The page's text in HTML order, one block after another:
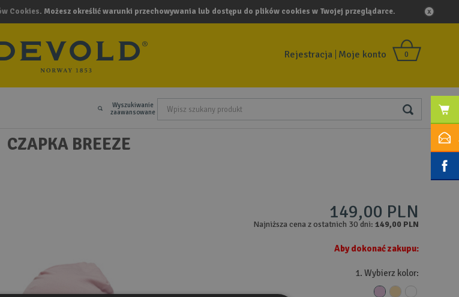
Cookies. Możesz określić warunki przechowywania lub dostępu do plików cookies w Twojej przeglądarce.
0
Rejestracja Moje konto
Wyszukiwanie
zaawansowane
CZAPKA BREEZE
149,00 PLN
Najniższa cena z ostatnich 30 dni: 149,00 PLN
Aby dokonać zakupu:
1. Wybierz kolor: